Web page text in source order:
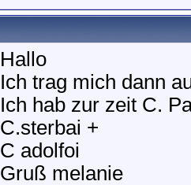
Hallo
Ich trag mich dann
Ich hab zur zeit C.
C.sterbai +
C adolfoi
Gruß melanie